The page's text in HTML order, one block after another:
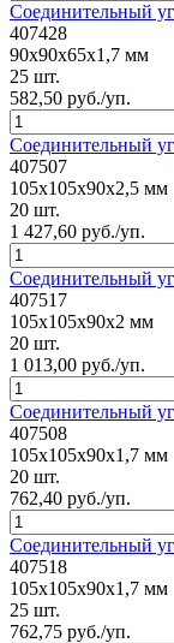
Соединительный
407428
90x90x65x1,7 мм
25 шт.
582,50 руб./уп.
Соединительный
407507
105x105x90x2,5 мм
20 шт.
1 427,60 руб./уп.
Соединительный
407517
105x105x90x2 мм
20 шт.
1 013,00 руб./уп.
Соединительный
407508
105x105x90x1,7 мм
20 шт.
762,40 руб./уп.
Соединительный
407518
105x105x90x1,7 мм
25 шт.
762,75 руб./уп.